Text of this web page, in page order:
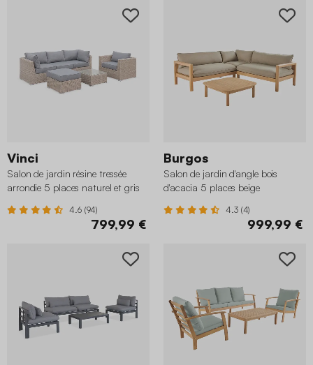
Vinci
Salon de jardin résine tressée
arrondie 5 places naturel et gris
4.6 (94)
799,99 €
Burgos
Salon de jardin d'angle bois
d'acacia 5 places beige
4.3 (4)
999,99 €